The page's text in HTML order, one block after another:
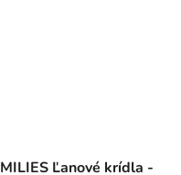
MILIES Ľanové krídla -